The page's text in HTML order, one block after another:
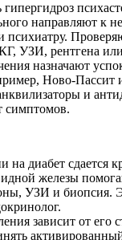
направляют к
психиатру.
УЗИ, рентгена
назначают
Ново-Пассит
и
симптомов.
на диабет сдается
железы
УЗИ и биопсия.
зависит от его